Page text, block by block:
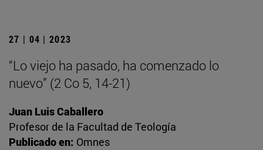
27 | 04 | 2023
“Lo viejo ha pasado, ha comenzado lo
nuevo” (2 Co 5, 14-21)
Juan Luis Caballero
Profesor de la Facultad de Teología
Publicado en: Omnes